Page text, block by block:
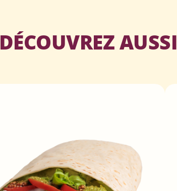
DÉCOUVREZ AUSSI